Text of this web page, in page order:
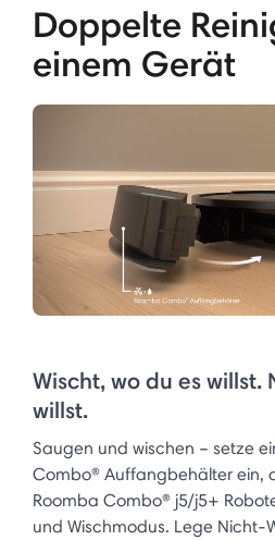
Doppelte
einem Gerät
Wischt, wo du es willst.
willst.
Saugen und wischen – setze
Combo® Auffangbehälter ein,
Roomba Combo® j5/j5+
und Wischmodus. Lege Nicht-